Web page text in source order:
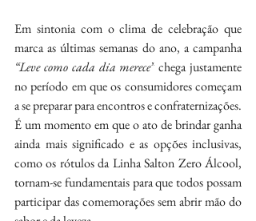
Em sintonia com o clima de celebração que
marca as últimas semanas do ano, a campanha
“Leve como cada dia merece” chega justamente
no período em que os consumidores começam
a se preparar para encontros e confraternizações.
É um momento em que o ato de brindar ganha
ainda mais significado e as opções inclusivas,
como os rótulos da Linha Salton Zero Álcool,
tornam-se fundamentais para que todos possam
participar das comemorações sem abrir mão do